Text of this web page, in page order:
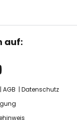
auf:
AGB
Datenschutz